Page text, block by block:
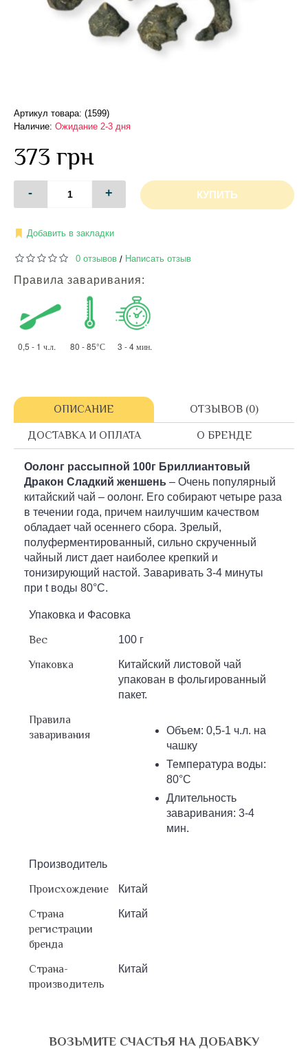
Артикул товара: (1599)
Наличие: Ожидание 2-3 дня
373 грн
- + КУПИТЬ
Добавить в закладки
0 отзывов / Написать отзыв
Правила заваривания:
0,5 - 1 ч.л. 80 - 85°С 3 - 4 мин.
ОПИСАНИЕ ОТЗЫВОВ (0)
ДОСТАВКА И ОПЛАТА О БРЕНДЕ
Оолонг рассыпной 100г Бриллиантовый
Дракон Сладкий женшень – Очень популярный
китайский чай – оолонг. Его собирают четыре раза
в течении года, причем наилучшим качеством
обладает чай осеннего сбора. Зрелый,
полуферментированный, сильно скрученный
чайный лист дает наиболее крепкий и
тонизирующий настой. Заваривать 3-4 минуты
при t воды 80°C.
Упаковка и Фасовка
Вес 100 г
Упаковка
Китайский листовой чай
упакован в фольгированный
пакет.
Правила
заваривания
Объем: 0,5-1 ч.л. на
чашку
Температура воды:
80°С
Длительность
заваривания: 3-4
мин.
Производитель
Происхождение Китай
Страна
регистрации
бренда
Китай
Страна-
производитель
Китай
ВОЗЬМИТЕ СЧАСТЬЯ НА ДОБАВКУ